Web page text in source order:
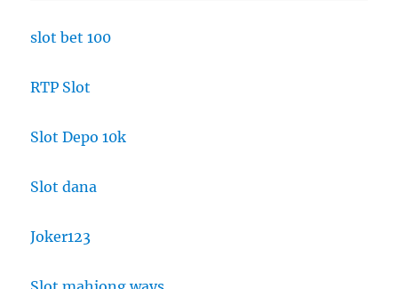
slot bet 100
RTP Slot
Slot Depo 10k
Slot dana
Joker123